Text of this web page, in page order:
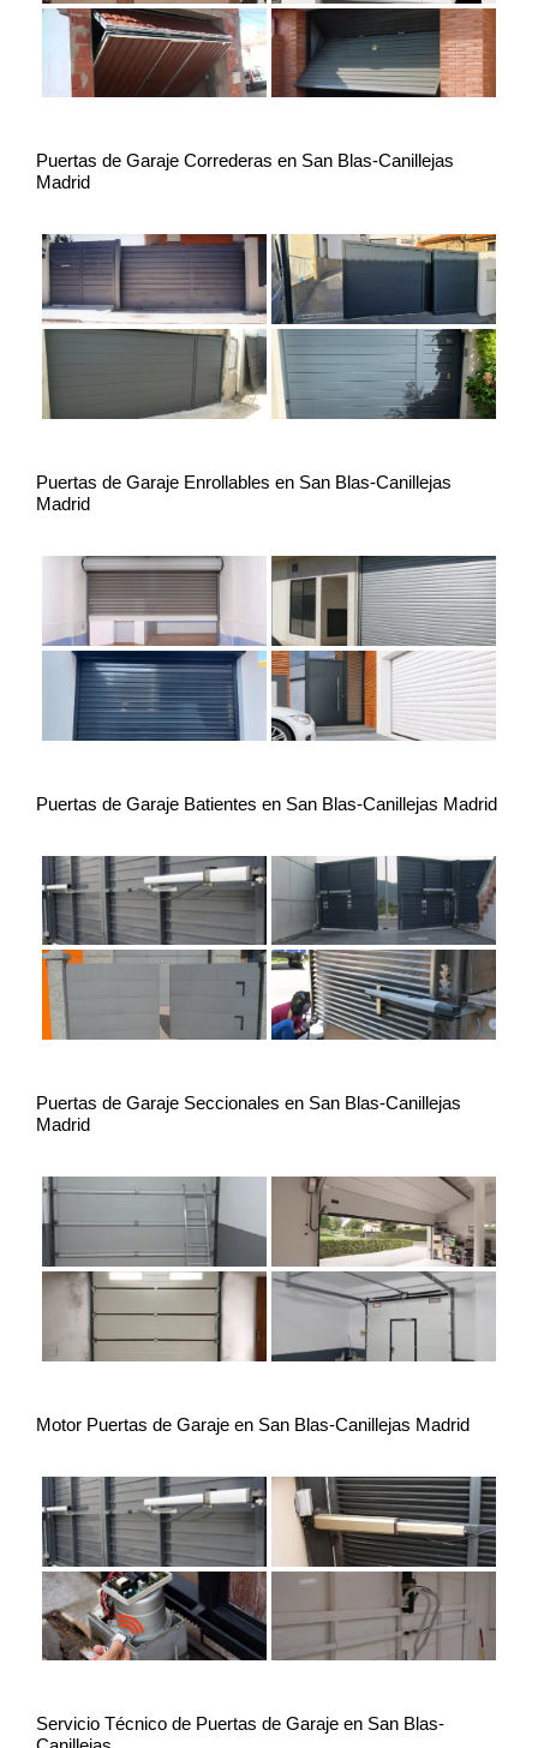
Puertas de Garaje Correderas en San Blas-Canillejas
Madrid
Puertas de Garaje Enrollables en San Blas-Canillejas
Madrid
Puertas de Garaje Batientes en San Blas-Canillejas Madrid
Puertas de Garaje Seccionales en San Blas-Canillejas
Madrid
Motor Puertas de Garaje en San Blas-Canillejas Madrid
Servicio Técnico de Puertas de Garaje en San Blas-